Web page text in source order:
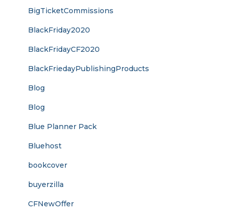
BigTicketCommissions
BlackFriday2020
BlackFridayCF2020
BlackFriedayPublishingProducts
Blog
Blog
Blue Planner Pack
Bluehost
bookcover
buyerzilla
CFNewOffer